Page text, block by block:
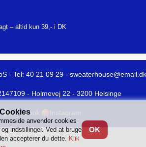
– altid kun 39,- i DK
OK
anvender cookies
indstillinger. Ved at bruge
accepterer du dette. Klik
- Tel: 40 21 09 29 -
- Holmevej 22 - 3200 Helsinge
Facebook Instagram